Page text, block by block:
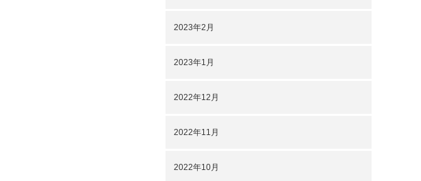
2023年2月
2023年1月
2022年12月
2022年11月
2022年10月